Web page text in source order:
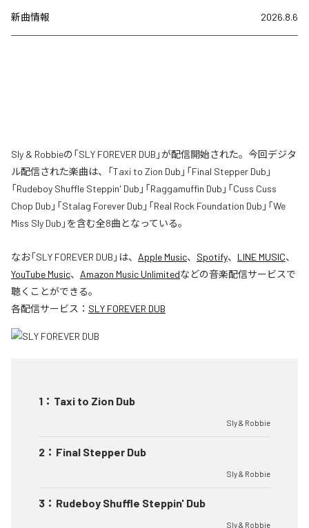
新曲情報 2026.8.6
Sly & Robbieの「SLY FOREVER DUB」が配信開始された。今回デジタ
ル配信された楽曲は、「Taxi to Zion Dub」「Final Stepper Dub」
「Rudeboy Shuffle Steppin' Dub」「Raggamuffin Dub」「Cuss Cuss
Chop Dub」「Stalag Forever Dub」「Real Rock Foundation Dub」「We
Miss Sly Dub」を含む全8曲となっている。
なお「SLY FOREVER DUB 」は、 Apple Music、 Spotify、 LINE MUSIC、
YouTube Music、 Amazon Music Unlimitedなどの音楽配信サービスで
聴くことができる。
各配信サービス： SLY FOREVER DUB
1 ： Taxi to Zion Dub
Sly & Robbie
2 ： Final Stepper Dub
Sly & Robbie
3 ： Rudeboy Shuffle Steppin' Dub
Sly & Robbie